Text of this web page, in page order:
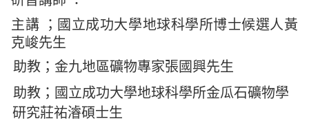
主講 ；國立成功大學地球科學所博士候選人黃
克峻先生
助教；金九地區礦物專家張國興先生
助教；國立成功大學地球科學所金瓜石礦物學
研究莊祐濬碩士生